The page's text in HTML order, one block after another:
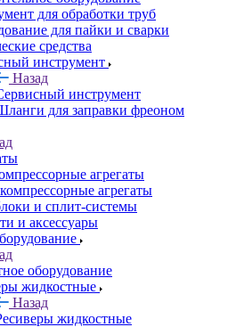
для обработки труб
для пайки и сварки
средства
инструмент
Назад
инструмент
для заправки фреоном
агрегаты
агрегаты
и сплит-системы
и аксессуары
оборудование
жидкостные
Назад
жидкостные